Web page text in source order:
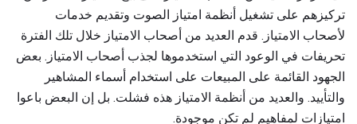
تركيزهم على تشغيل أنظمة امتياز الصوت وتقديم خدمات
لأصحاب الامتياز. قدم العديد من أصحاب الامتياز خلال تلك الفترة
تحريفات في الوعود التي استخدموها لجذب أصحاب الامتياز. بعض
الجهود القائمة على المبيعات على استخدام أسماء المشاهير
والتأييد. والعديد من أنظمة الامتياز هذه فشلت. بل إن البعض باعوا
امتيازات لمفاهيم لم تكن موجودة.